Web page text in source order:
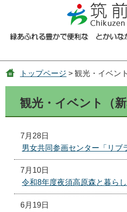
コンテンツに
トップページ > 観光・イベン
観光・イベント（新
7月28日
男女共同参画センター「リブ
7月10日
令和8年度夜須高原森と暮ら
6月19日